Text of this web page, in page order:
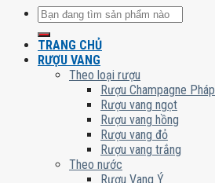
Tìm
TRANG CHỦ
RƯỢU VANG
Theo loại rượu
Rượu Champagne Pháp
Rượu vang ngọt
Rượu vang hồng
Rượu vang đỏ
Rượu vang trắng
Theo nước
Rượu Vang Ý